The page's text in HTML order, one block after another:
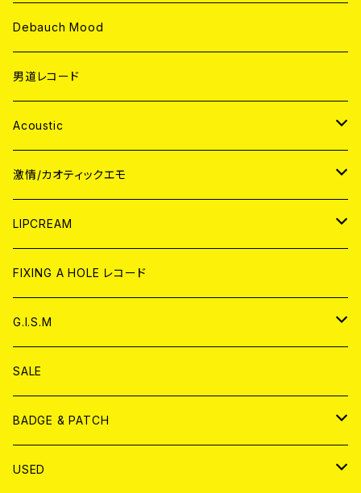
Debauch Mood
男道レコード
Acoustic
JAPAN
CD
ANALOG
WORLD
CD
ANALOG
激情/カオティックエモ
JAPAN
CD
ANALOG
WORLD
CD
ANALOG
LIPCREAM
CD
アナログ
DVD
T-shirt & WEAR
FIXING A HOLE レコード
G.I.S.M
CD
ANALOG
T-SHIRT & WEAR
SALE
BADGE & PATCH
BADGE
USED